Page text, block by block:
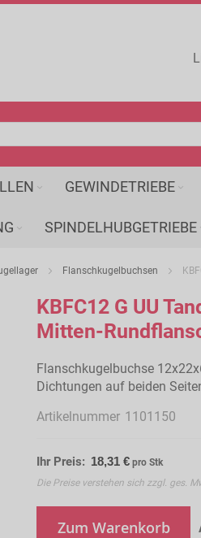
GEWINDETRIEBE
SPINDELHUBGETRIEBE
Flanschkugelbuchsen
KBFC12 G UU
Mitten-
Flanschkugelbuchse
Dichtungen auf beiden
Artikelnummer 1101150
Ihr Preis: 18,31 € pro Stk
Die Preise verstehen sich zzgl. ges.
Zum Warenkorb